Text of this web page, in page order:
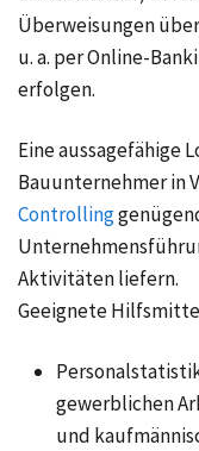
Überweisungen
u. a. per Online-
erfolgen.
Eine aussagefähige
Bauunternehmer in
Controlling
Aktivitäten liefern.
Geeignete
gewerblichen
und